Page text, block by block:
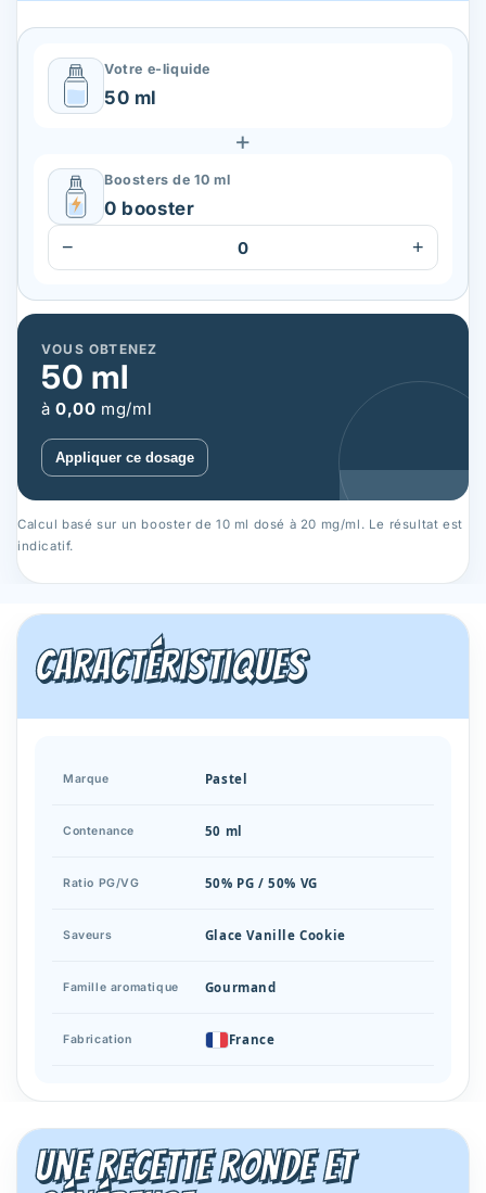
Votre e-liquide
50 ml
+
Boosters de 10 ml
0 booster
−
0 +
VOUS OBTENEZ
50 ml
à0,00 mg/ml
Appliquer ce dosage
Calcul basé sur un booster de 10 ml dosé à 20 mg/ml. Le résultat est
indicatif.
Caractéristiques
Marque Pastel
Contenance 50 ml
Ratio PG/VG 50% PG / 50% VG
Saveurs Glace Vanille Cookie
Famille aromatique Gourmand
Fabrication France
Une recette ronde et